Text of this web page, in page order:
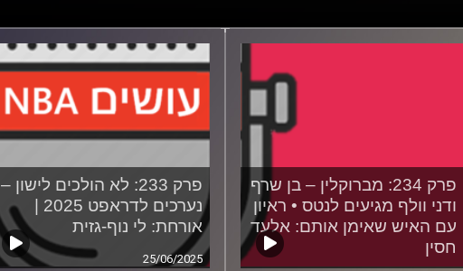
פרק 234: מברוקלין – בן שרף
ודני וולף מגיעים לנטס • ראיון
עם האיש שאימן אותם: אלעד
חסין
פרק 233: לא הולכים לישון –
אורחת: לי נוף-גזית
25/06/2025